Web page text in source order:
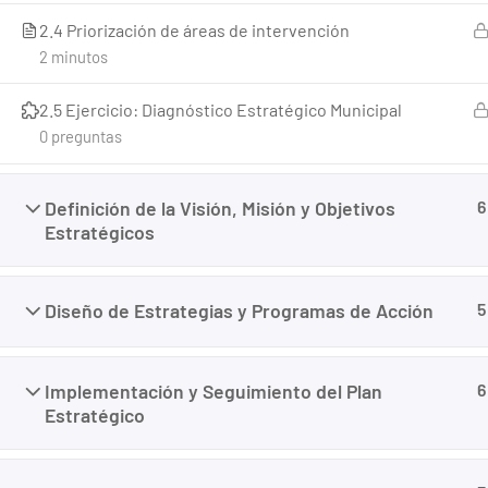
2.4 Priorización de áreas de intervención
2 minutos
2.5 Ejercicio: Diagnóstico Estratégico Municipal
0 preguntas
Definición de la Visión, Misión y Objetivos
Estratégicos
6
Diseño de Estrategias y Programas de Acción 5
Implementación y Seguimiento del Plan
Estratégico
6
Creado con <3 por Panamá Websites